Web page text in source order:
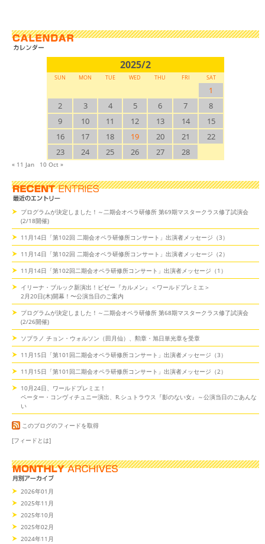
2025/2
SUN MON TUE WED THU FRI SAT
1
2
3 4 5 6 7
8
9
10 11 12 13 14
15
16
17 18 19 20 21
22
23
24 25 26 27 28
« 11 Jan 10 Oct »
プログラムが決定しました！～二期会オペラ研修所 第69期マスタークラス修了試演会
(2/18開催)
11月14日「第102回 二期会オペラ研修所コンサート」出演者メッセージ（3）
11月14日「第102回 二期会オペラ研修所コンサート」出演者メッセージ（2）
11月14日「第102回二期会オペラ研修所コンサート」出演者メッセージ（1）
イリーナ・ブルック新演出！ビゼー『カルメン』＜ワールドプレミエ＞
2月20日(木)開幕！〜公演当日のご案内
プログラムが決定しました！～二期会オペラ研修所 第68期マスタークラス修了試演会
(2/26開催)
ソプラノ チョン・ウォルソン（田月仙）、勲章・旭日単光章を受章
11月15日「第101回二期会オペラ研修所コンサート」出演者メッセージ（3）
11月15日「第101回二期会オペラ研修所コンサート」出演者メッセージ（2）
10月24日、ワールドプレミエ！
ペーター・コンヴィチュニー演出、R.シュトラウス『影のない女』～公演当日のごあんな
い
このブログのフィードを取得
[フィードとは]
2026年01月
2025年11月
2025年10月
2025年02月
2024年11月